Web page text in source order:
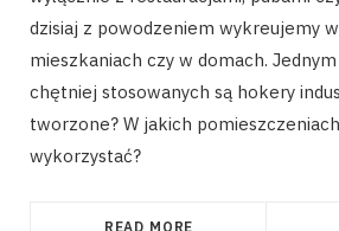
dzisiaj z powodzeniem wykreujemy
mieszkaniach czy w domach.
chętniej stosowanych są hokery
tworzone? W jakich
wykorzystać?
READ MORE